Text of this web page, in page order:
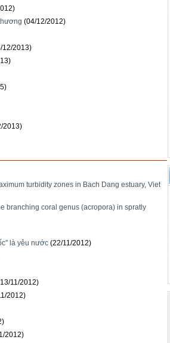
(04/12/2012)
12/2013)
2013)
turbidity zones in Bach Dang estuary, Viet
branching coral genus (acropora) in spratly
là yêu nước (22/11/2012)
11/2012)
2012)
2012)